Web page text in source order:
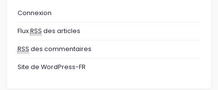
Connexion
FluxRSS des articles
RSS des commentaires
Site de WordPress-FR